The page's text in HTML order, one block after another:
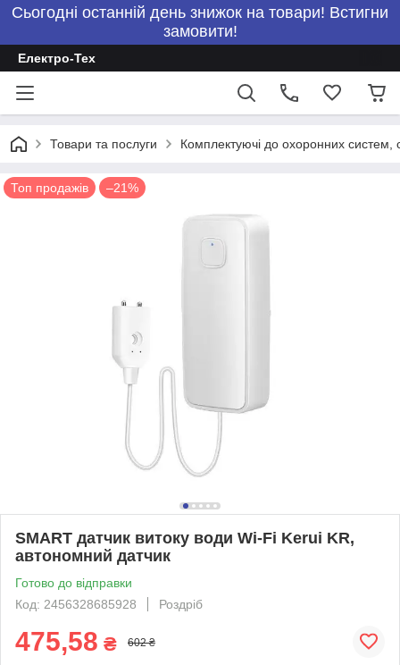
Сьогодні останній день знижок на товари! Встигни
замовити!
Електро-Тех
Товари та послуги Комплектуючі до охоронних систем,
Топ продажів –21%
SMART датчик витоку води Wi-Fi Kerui KR,
автономний датчик
Готово до відправки
Код: 2456328685928
Роздріб
475,58 ₴ 602 ₴